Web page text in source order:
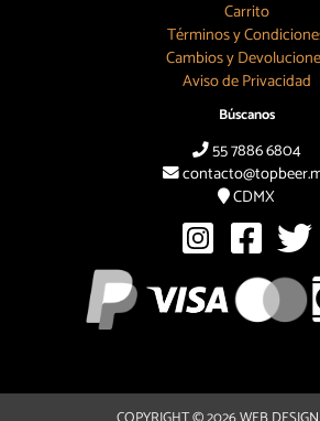
Carrito
Términos y
Cambios y
Aviso de Privacidad
Búscanos
55 7886 6804
CDMX